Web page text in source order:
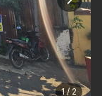
1 / 2